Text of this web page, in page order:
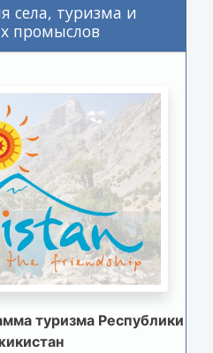
села, туризма и
промыслов
туризма Республики